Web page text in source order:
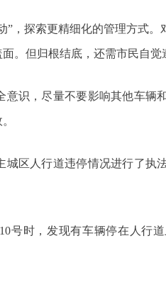
”，探索更精细化的管理方式
。但归根结底，还需市民自觉
识，尽量不要影响其他车辆
区人行道违停情况进行了执
号时，发现有车辆停在人行